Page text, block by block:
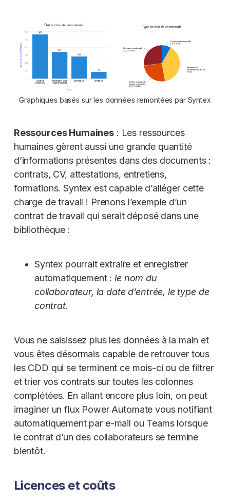
Graphiques basés sur les données remontées par Syntex
Ressources Humaines : Les ressources
humaines gèrent aussi une grande quantité
d’informations présentes dans des documents :
contrats, CV, attestations, entretiens,
formations. Syntex est capable d’alléger cette
charge de travail ! Prenons l’exemple d’un
contrat de travail qui serait déposé dans une
bibliothèque :
Syntex pourrait extraire et enregistrer
automatiquement : le nom du
collaborateur, la date d’entrée, le type de
contrat.
Vous ne saisissez plus les données à la main et
vous êtes désormais capable de retrouver tous
les CDD qui se terminent ce mois-ci ou de filtrer
et trier vos contrats sur toutes les colonnes
complétées. En allant encore plus loin, on peut
imaginer un flux Power Automate vous notifiant
automatiquement par e-mail ou Teams lorsque
le contrat d’un des collaborateurs se termine
bientôt.
Licences et coûts